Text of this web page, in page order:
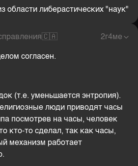
области либерастических "наук"
🇨🇦 2г4ме
согласен.
(т.е. уменьшается энтропия).
люди приводят часы
посмотрев на часы, человек
кто-то сделал, так как часы,
механизм работает